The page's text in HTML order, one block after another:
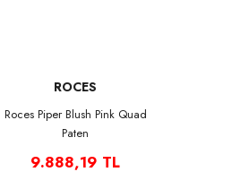
ROCES
Roces Piper Blush Pink Quad
Paten
9.888,19 TL